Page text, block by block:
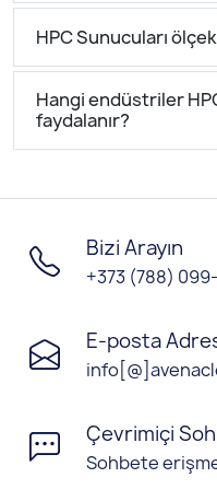
HPC Sunucuları
Hangi endüstriler
faydalanır?
Bizi Arayın
+373 (788)
E-posta
Çevrimiçi
Sohbete